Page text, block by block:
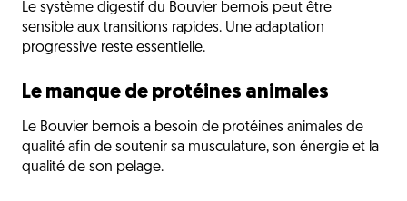
Le système digestif du Bouvier bernois peut être
sensible aux transitions rapides. Une adaptation
progressive reste essentielle.
Le manque de protéines animales
Le Bouvier bernois a besoin de protéines animales de
qualité afin de soutenir sa musculature, son énergie et la
qualité de son pelage.